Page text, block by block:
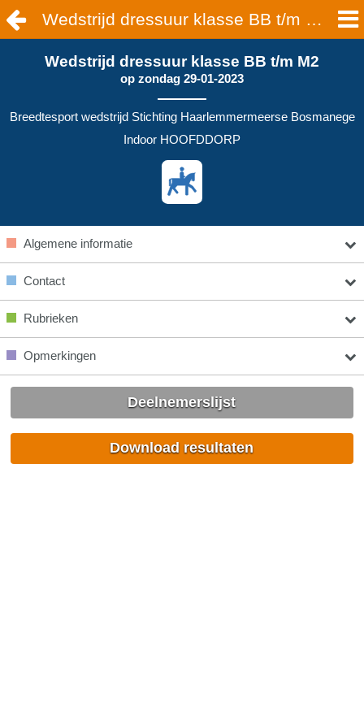
Wedstrijd dressuur klasse BB t/m M2 | HOOFDDORP
Wedstrijd dressuur klasse BB t/m M2
op zondag 29-01-2023
Breedtesport wedstrijd Stichting Haarlemmermeerse Bosmanege
Indoor HOOFDDORP
Algemene informatie
Contact
Rubrieken
Opmerkingen
Deelnemerslijst
Download resultaten